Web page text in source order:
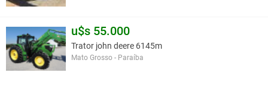
u$s 55.000
Trator john deere 6145m
Mato Grosso - Paraíba